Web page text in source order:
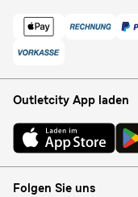
Outletcity App laden
Folgen Sie uns